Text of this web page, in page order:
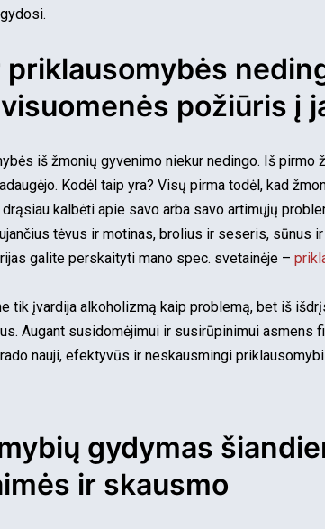
priklausomybės
požiūris į
iš žmonių gyvenimo niekur nedingo. Iš pirmo
Kodėl taip yra? Visų pirma todėl, kad
kalbėti apie savo arba savo artimųjų
tėvus ir motinas, brolius ir seseris, sūnus
galite perskaityti mano spec. svetainėje –
tik įvardija alkoholizmą kaip problemą, bet iš
Augant susidomėjimui ir susirūpinimui asmens
nauji, efektyvūs ir neskausmingi
gydymas
ir skausmo